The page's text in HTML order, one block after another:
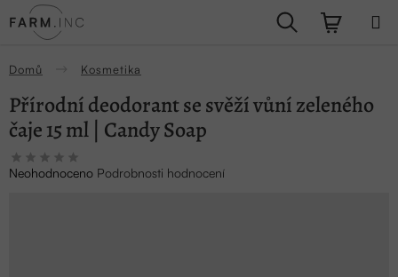
na
Hledat
Domů Kosmetika
Přírodní deodorant se svěží vůní zeleného
čaje 15 ml | Candy Soap
Průměrné
hodnocení
Neohodnoceno Podrobnosti hodnocení